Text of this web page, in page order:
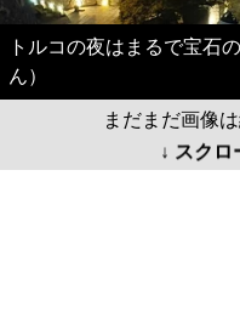
トルコの夜はまるで宝石
ん）
まだまだ画像
↓ スクロ